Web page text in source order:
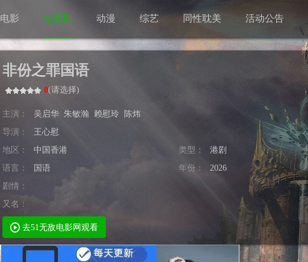
电影 电视剧 动漫 综艺 同性耽美 活动公告
非份之罪国语
0(请选择)
主演： 吴启华 朱敏瀚 赖慰玲
陈炜
导演：
王心慰
地区：
中国香港 类型：
港剧
语言：
国语 年份：
2026
剧情：
又名：
去51无敌电影网观看